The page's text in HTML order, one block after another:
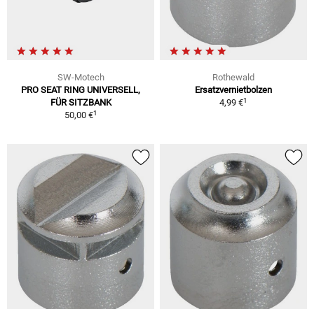
SW-Motech
PRO SEAT RING UNIVERSELL,
FÜR SITZBANK
50,00 €1
Rothewald
Ersatzvernietbolzen
4,99 €1